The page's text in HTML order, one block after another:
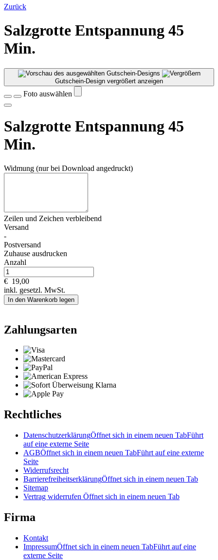
Zurück
Salzgrotte Entspannung 45
Min.
Gutschein-Design vergrößert anzeigen
Foto auswählen
Salzgrotte Entspannung 45
Min.
Widmung (nur bei Download angedruckt)
Zeilen und Zeichen verbleibend
Versand
-
Postversand
Zuhause ausdrucken
Anzahl
€ 19,00
inkl. gesetzl. MwSt.
In den Warenkorb legen
Zahlungsarten
Rechtliches
DatenschutzerklärungÖffnet sich in einem neuen TabFührt
auf eine externe Seite
AGBÖffnet sich in einem neuen TabFührt auf eine externe
Seite
Widerrufsrecht
BarrierefreiheitserklärungÖffnet sich in einem neuen Tab
Sitemap
Vertrag widerrufen Öffnet sich in einem neuen Tab
Firma
Kontakt
ImpressumÖffnet sich in einem neuen TabFührt auf eine
externe Seite